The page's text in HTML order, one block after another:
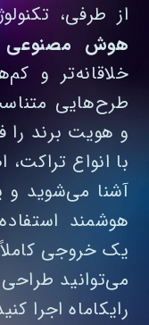
از طرفی،
هوش مصنوعی
خلاقانه‌تر و
طرح‌هایی
و هویت برند را
با انواع
آشنا می‌شوید و
هوشمند
یک خروجی
می‌توانید
رایکاماه اجرا